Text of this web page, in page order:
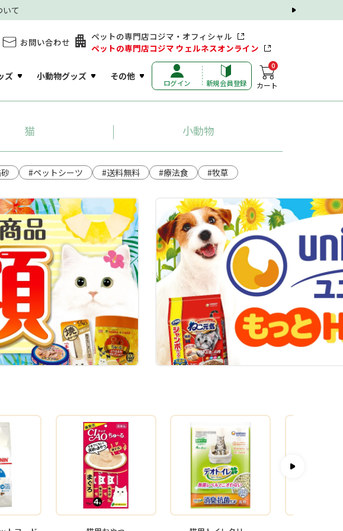
て
お問い合わせ
ペットの専門店コジマ・オフィシャル
ペットの専門店コジマ ウェルネスオンライン
ズ 小動物グッズ その他
ログイン 新規会員登録
0
カート
猫 小動物
#ペットシーツ #送料無料 #療法食 #牧草